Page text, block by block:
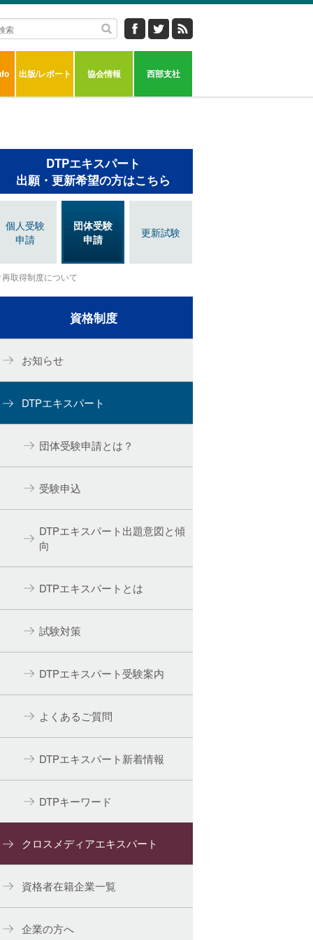
出版/レポート 協会情報 西部支社
DTPエキスパート
出願・更新希望の方はこちら
個人受験
申請
団体受験
申請
更新試験
再取得制度について
資格制度
お知らせ
DTPエキスパート
団体受験申請とは？
受験申込
DTPエキスパート出題意図と傾
向
DTPエキスパートとは
試験対策
DTPエキスパート受験案内
よくあるご質問
DTPエキスパート新着情報
DTPキーワード
クロスメディアエキスパート
資格者在籍企業一覧
企業の方へ